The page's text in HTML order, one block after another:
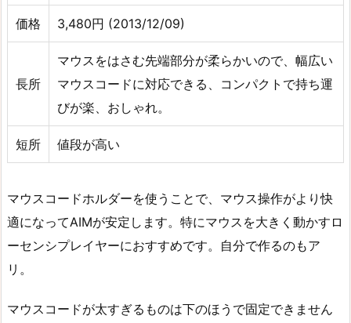
価格 3,480円 (2013/12/09)
長所
マウスをはさむ先端部分が柔らかいので、幅広い
マウスコードに対応できる、コンパクトで持ち運
びが楽、おしゃれ。
短所 値段が高い
マウスコードホルダーを使うことで、マウス操作がより快
適になってAIMが安定します。特にマウスを大きく動かすロ
ーセンシプレイヤーにおすすめです。自分で作るのもア
リ。
マウスコードが太すぎるものは下のほうで固定できません